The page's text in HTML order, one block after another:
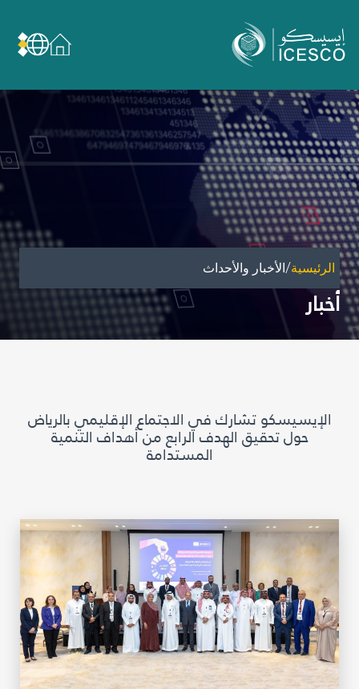
عن الإيسيسكو
الحوكمة
مجال عملنا
مجالات الخبرة
الأمانة العامة للجان الوطنية والمؤتمرات
الشراكات
تأثيرنا
أهداف التنمية المستدامة
متاحف ومعارض
الأحداث
وسائل التواصل الاجتماعي للإيسيسكو
للتواصل
الاتصال بنا
المقر
الرئيسية/الأخبار والأحداث
أخبار
الإيسيسكو تشارك في الاجتماع الإقليمي بالرياض
حول تحقيق الهدف الرابع من أهداف التنمية
المستدامة